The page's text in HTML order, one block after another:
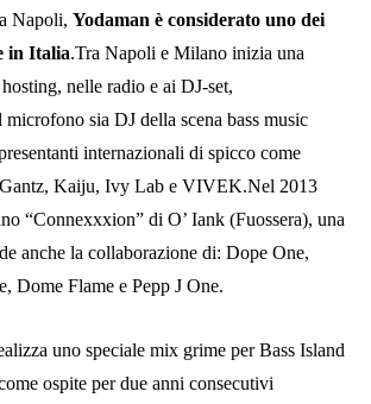
Napoli, Yodaman è considerato uno dei
in Italia.Tra Napoli e Milano inizia una
nelle radio e ai DJ-set,
microfono sia DJ della scena bass music
internazionali di spicco come
Kaiju, Ivy Lab e VIVEK.Nel 2013
“Connexxxion” di O’ Iank (Fuossera), una
anche la collaborazione di: Dope One,
Dome Flame e Pepp J One.
uno speciale mix grime per Bass Island
ospite per due anni consecutivi